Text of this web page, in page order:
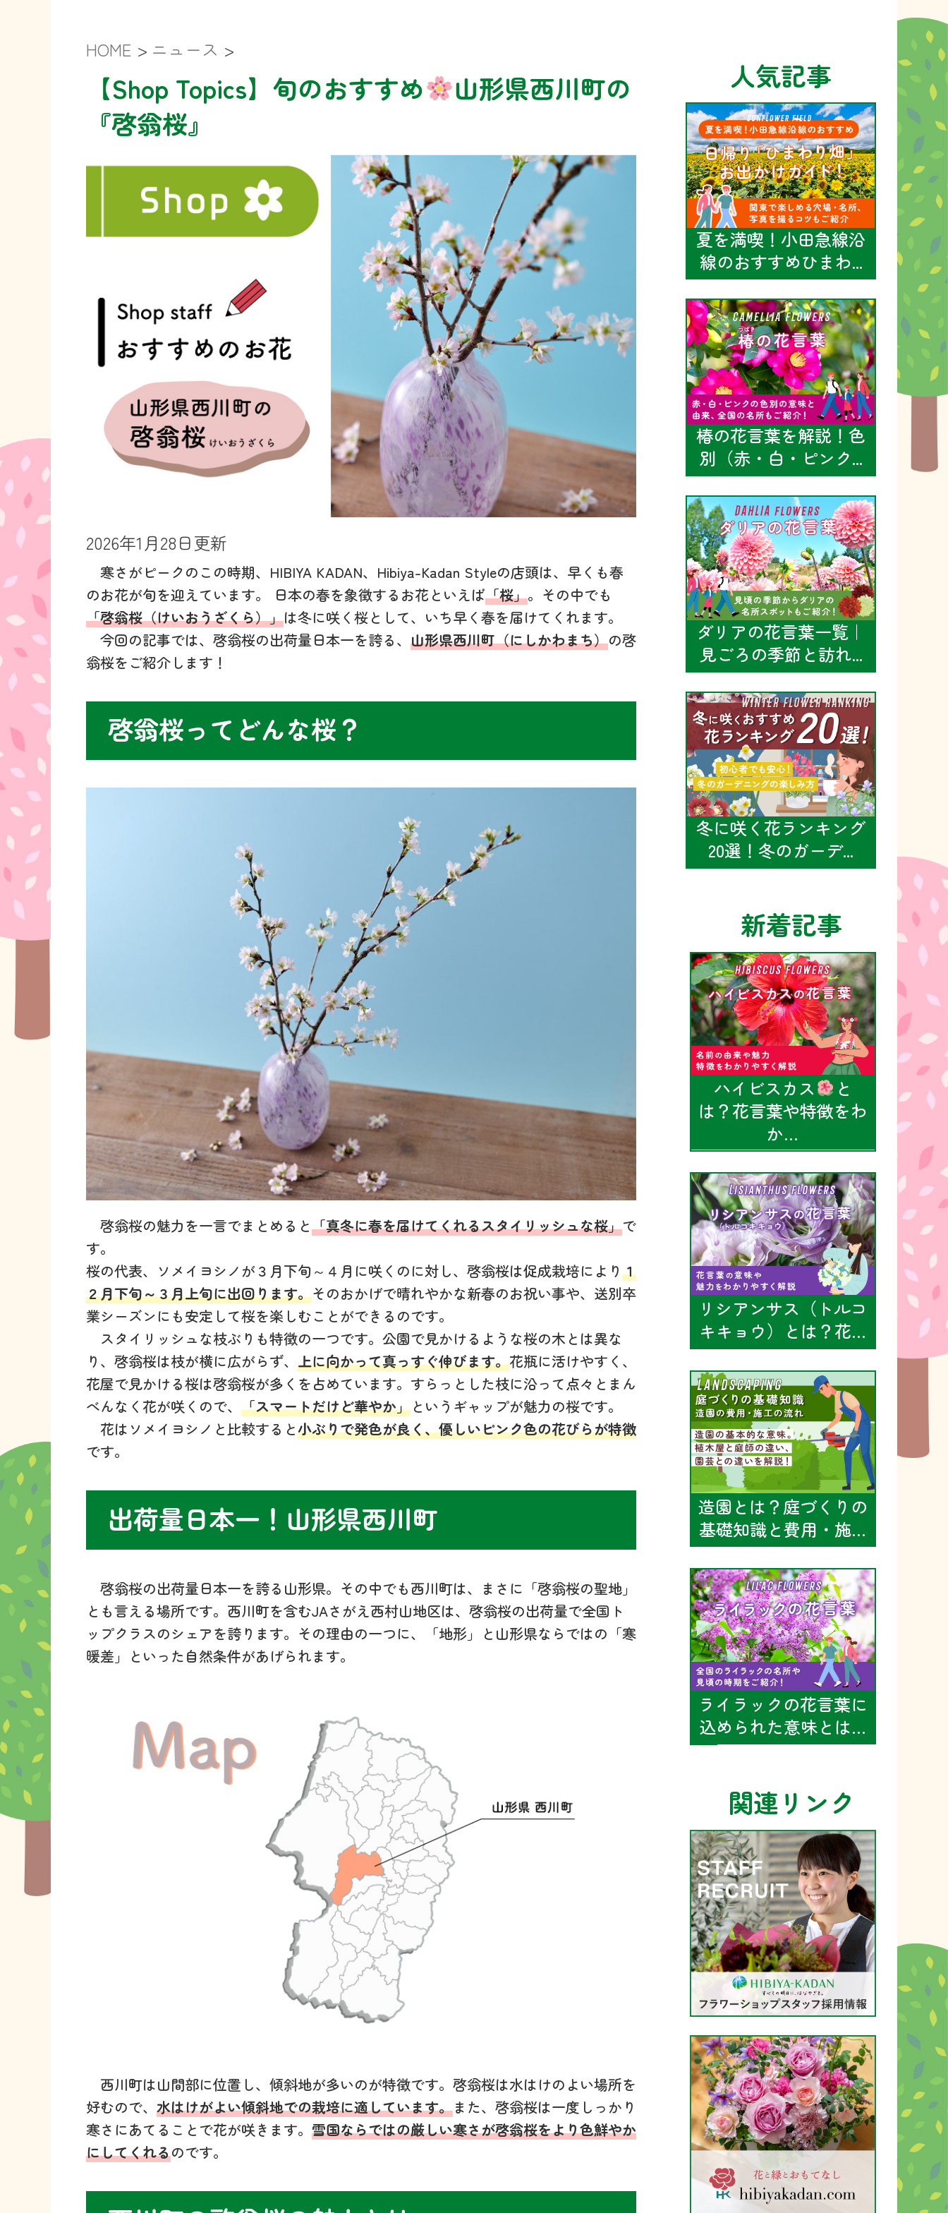
HOME > ニュース >
【Shop Topics】旬のおすすめ
山形県西川町の
『啓翁桜』
2026年1月28日更新
寒さがピークのこの時期、HIBIYA KADAN、Hibiya-Kadan Styleの店頭は、早くも春
のお花が旬を迎えています。 日本の春を象徴するお花といえば「桜」。その中でも
「啓翁桜（けいおうざくら）」は冬に咲く桜として、いち早く春を届けてくれます。
今回の記事では、啓翁桜の出荷量日本一を誇る、 山形県西川町（にしかわまち）の啓
翁桜をご紹介します！
啓翁桜ってどんな桜？
啓翁桜の魅力を一言でまとめると「真冬に春を届けてくれるスタイリッシュな桜」で
す。
桜の代表、ソメイヨシノが３月下旬～４月に咲くのに対し、啓翁桜は促成栽培により１
２月下旬～３月上旬に出回ります。そのおかげで晴れやかな新春のお祝い事や、送別卒
業シーズンにも安定して桜を楽しむことができるのです。
スタイリッシュな枝ぶりも特徴の一つです。公園で見かけるような桜の木とは異な
り、啓翁桜は枝が横に広がらず、 上に向かって真っすぐ伸びます。花瓶に活けやすく、
花屋で見かける桜は啓翁桜が多くを占めています。すらっとした枝に沿って点々とまん
べんなく花が咲くので、 「スマートだけど華やか」というギャップが魅力の桜です。
花はソメイヨシノと比較すると小ぶりで発色が良く、優しいピンク色の花びらが特徴
です。
出荷量日本一！山形県西川町
啓翁桜の出荷量日本一を誇る山形県。その中でも西川町は、まさに「啓翁桜の聖地」
とも言える場所です。西川町を含むJAさがえ西村山地区は、啓翁桜の出荷量で全国ト
ップクラスのシェアを誇ります。その理由の一つに、「地形」と山形県ならではの「寒
暖差」といった自然条件があげられます。
西川町は山間部に位置し、傾斜地が多いのが特徴です。啓翁桜は水はけのよい場所を
好むので、 水はけがよい傾斜地での栽培に適しています。また、啓翁桜は一度しっかり
寒さにあてることで花が咲きます。 雪国ならではの厳しい寒さが啓翁桜をより色鮮やか
にしてくれるのです。
人気記事
夏を満喫！小田急線沿
線のおすすめひまわ...
椿の花言葉を解説！色
別（赤・白・ピンク...
ダリアの花言葉一覧｜
見ごろの季節と訪れ...
冬に咲く花ランキング
20選！冬のガーデ...
新着記事
ハイビスカス
と
は？花言葉や特徴をわ
か…
リシアンサス（トルコ
キキョウ）とは？花…
造園とは？庭づくりの
基礎知識と費用・施…
ライラックの花言葉に
込められた意味とは…
関連リンク